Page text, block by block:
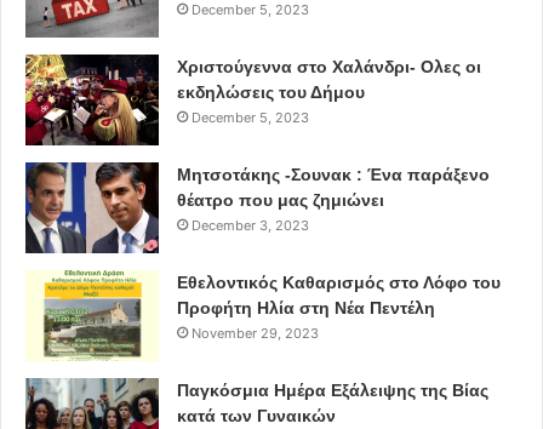
December 5, 2023
Χριστούγεννα στο Χαλάνδρι- Ολες οι
εκδηλώσεις του Δήμου
December 5, 2023
Μητσοτάκης -Σουνακ : Ένα παράξενο
θέατρο που μας ζημιώνει
December 3, 2023
Εθελοντικός Καθαρισμός στο Λόφο του
Προφήτη Ηλία στη Νέα Πεντέλη
November 29, 2023
Παγκόσμια Ημέρα Εξάλειψης της Βίας
κατά των Γυναικών